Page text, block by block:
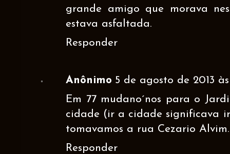
grande amigo que morava
estava asfaltada.
Responder
Anônimo 5 de agosto de 2013 às
Em 77 mudano´nos para o
cidade (ir a cidade significava
tomavamos a rua Cezario
Responder